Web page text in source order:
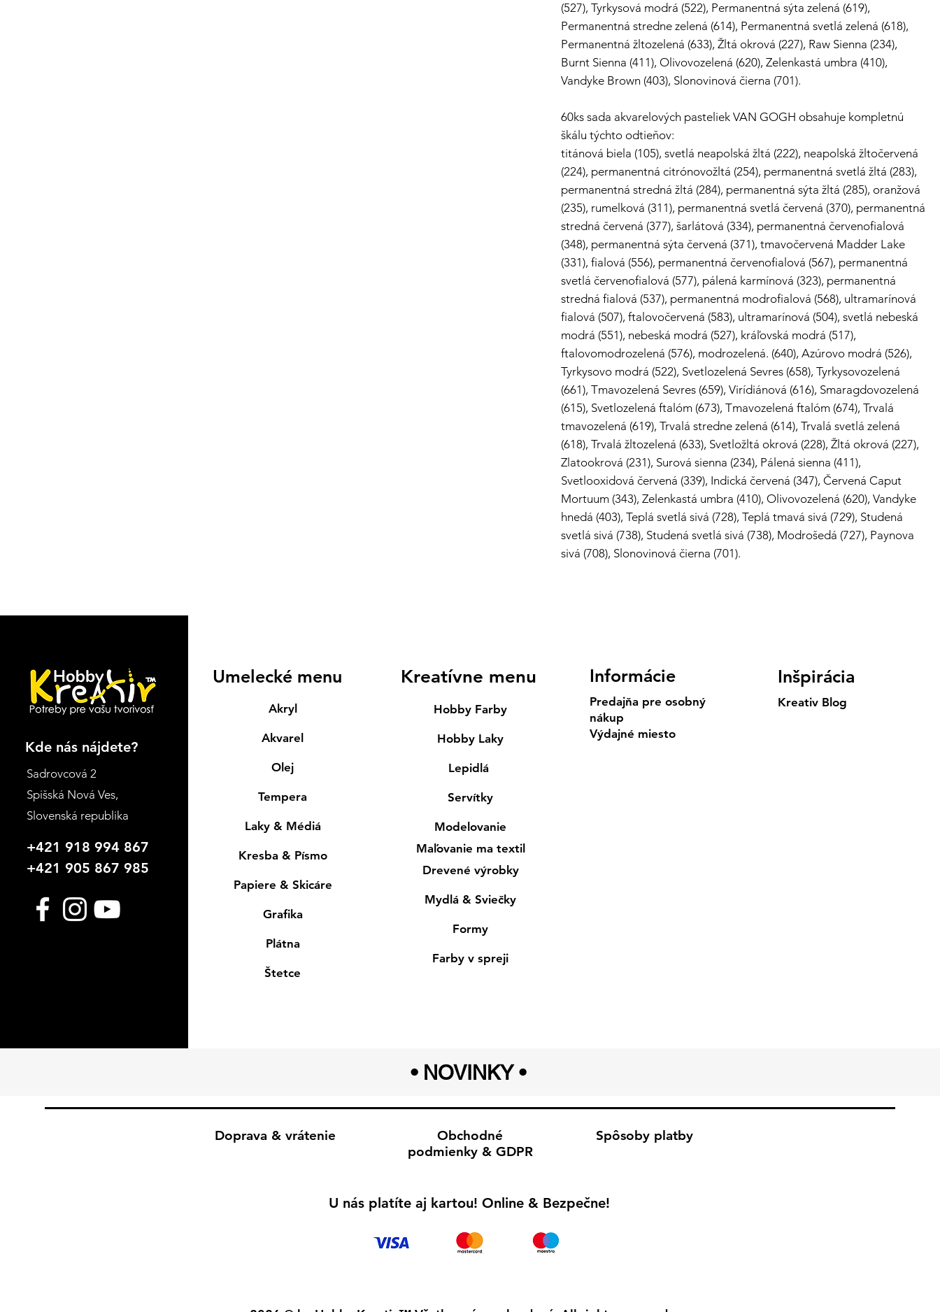
(527), Tyrkysová modrá (522), Permanentná sýta zelená (619),
Permanentná stredne zelená (614), Permanentná svetlá zelená (618),
Permanentná žltozelená (633), Žltá okrová (227), Raw Sienna (234),
Burnt Sienna (411), Olivovozelená (620), Zelenkastá umbra (410),
Vandyke Brown (403), Slonovinová čierna (701).
60ks sada akvarelových pasteliek VAN GOGH obsahuje kompletnú
škálu týchto odtieňov:
titánová biela (105), svetlá neapolská žltá (222), neapolská žltočervená
(224), permanentná citrónovožltá (254), permanentná svetlá žltá (283),
permanentná stredná žltá (284), permanentná sýta žltá (285), oranžová
(235), rumelková (311), permanentná svetlá červená (370), permanentná
stredná červená (377), šarlátová (334), permanentná červenofialová
(348), permanentná sýta červená (371), tmavočervená Madder Lake
(331), fialová (556), permanentná červenofialová (567), permanentná
svetlá červenofialová (577), pálená karmínová (323), permanentná
stredná fialová (537), permanentná modrofialová (568), ultramarínová
fialová (507), ftalovočervená (583), ultramarínová (504), svetlá nebeská
modrá (551), nebeská modrá (527), kráľovská modrá (517),
ftalovomodrozelená (576), modrozelená. (640), Azúrovo modrá (526), ​​
Tyrkysovo modrá (522), Svetlozelená Sevres (658), Tyrkysovozelená
(661), Tmavozelená Sevres (659), Virídiánová (616), Smaragdovozelená
(615), Svetlozelená ftalóm (673), Tmavozelená ftalóm (674), Trvalá
tmavozelená (619), Trvalá stredne zelená (614), Trvalá svetlá zelená
(618), Trvalá žltozelená (633), Svetložltá okrová (228), Žltá okrová (227),
Zlatookrová (231), Surová sienna (234), Pálená sienna (411),
Svetlooxidová červená (339), Indická červená (347), Červená Caput
Mortuum (343), Zelenkastá umbra (410), Olivovozelená (620), Vandyke
hnedá (403), Teplá svetlá sivá (728), Teplá tmavá sivá (729), Studená
svetlá sivá (738), Studená svetlá sivá (738), Modrošedá (727), Paynova
sivá (708), Slonovinová čierna (701).
Kde nás nájdete?
Sadrovcová 2
Spišská Nová Ves,
Slovenská republika
+421 918 994 867
+421 905 867 985
Umelecké menu
Akryl
Akvarel
Olej
Tempera
Laky & Médiá
Kresba & Písmo
Papiere & Skicáre
Grafika
Plátna
Štetce
Kreatívne menu
Hobby Farby
Hobby Laky
Lepidlá
Servítky
Modelovanie
Maľovanie ma textil
Drevené výrobky
Mydlá & Sviečky
Formy
Farby v spreji
Informácie
Predajňa pre osobný
nákup
Výdajné miesto
Inšpirácia
Kreativ Blog
• NOVINKY •
Doprava & vrátenie
Obchodné
podmienky & GDPR
Spôsoby platby
U nás platíte aj kartou! Online & Bezpečne!